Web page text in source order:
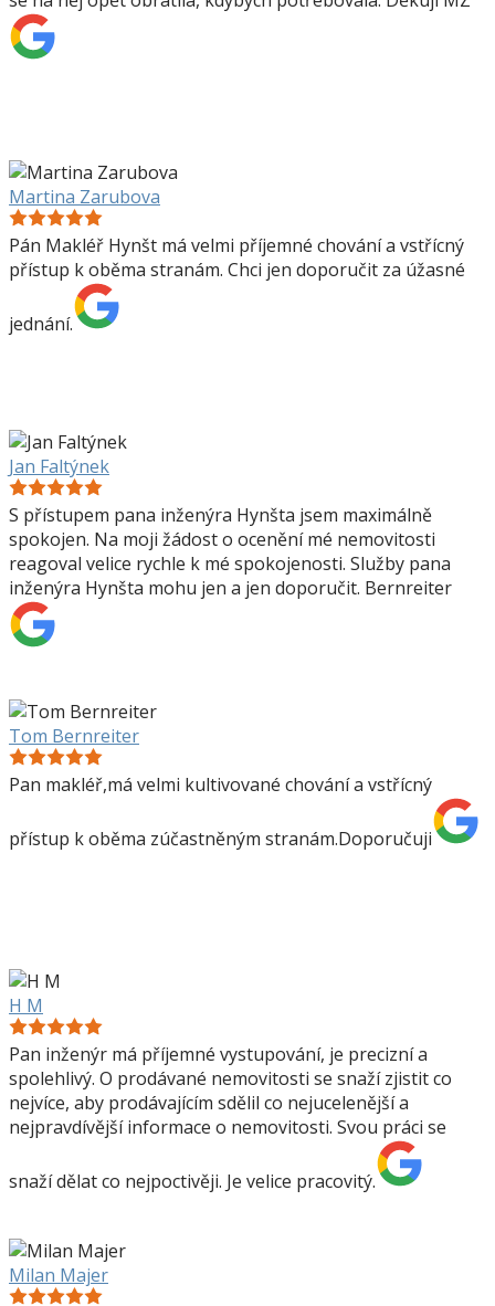
Martina Zarubova
Pán Makléř Hynšt má velmi příjemné chování a vstřícný
přístup k oběma stranám. Chci jen doporučit za úžasné
jednání.
Jan Faltýnek
S přístupem pana inženýra Hynšta jsem maximálně
spokojen. Na moji žádost o ocenění mé nemovitosti
reagoval velice rychle k mé spokojenosti. Služby pana
inženýra Hynšta mohu jen a jen doporučit. Bernreiter
Tom Bernreiter
Pan makléř,má velmi kultivované chování a vstřícný
přístup k oběma zúčastněným stranám.Doporučuji
H M
Pan inženýr má příjemné vystupování, je precizní a
spolehlivý. O prodávané nemovitosti se snaží zjistit co
nejvíce, aby prodávajícím sdělil co nejucelenější a
nejpravdívější informace o nemovitosti. Svou práci se
snaží dělat co nejpoctivěji. Je velice pracovitý.
Milan Majer